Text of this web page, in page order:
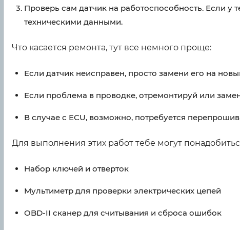
Проверь сам датчик на работоспособность. Если у
техническими данными.
Что касается ремонта, тут все немного проще:
Если датчик неисправен, просто замени его на
Если проблема в проводке, отремонтируй или
В случае с ECU, возможно, потребуется
Для выполнения этих работ тебе могут
Набор ключей и отверток
Мультиметр для проверки электрических цепей
OBD-II сканер для считывания и сброса ошибок